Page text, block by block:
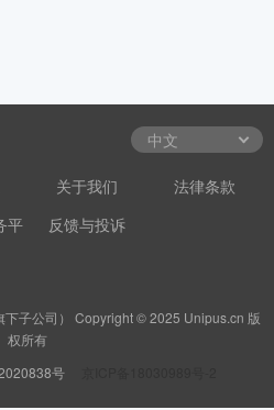
关于我们
法律条款
平
反馈与投诉
子公司） Copyright © 2025 Unipus.cn 版
权所有
号